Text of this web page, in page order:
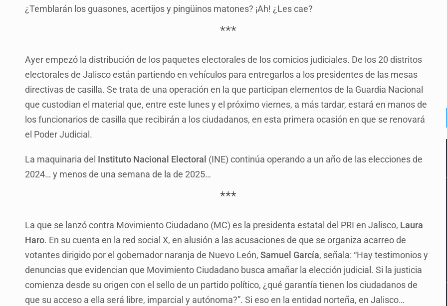
¿Temblarán los guasones, acertijos y pingüinos matones? ¡Ah! ¿Les cae?
***
Ayer empezó la distribución de los paquetes electorales de los comicios judiciales. De los 20 distritos
electorales de Jalisco están partiendo en vehículos para entregarlos a los presidentes de las mesas
directivas de casilla. Se trata de una operación en la que participan elementos de la Guardia Nacional
que custodian el material que, entre este lunes y el próximo viernes, a más tardar, estará en manos de
los funcionarios de casilla que recibirán a los ciudadanos, en esta primera ocasión en que se renovará
el Poder Judicial.
La maquinaria del Instituto Nacional Electoral (INE) continúa operando a un año de las elecciones de
2024… y menos de una semana de la de 2025…
***
La que se lanzó contra Movimiento Ciudadano (MC) es la presidenta estatal del PRI en Jalisco, Laura
Haro. En su cuenta en la red social X, en alusión a las acusaciones de que se organiza acarreo de
votantes dirigido por el gobernador naranja de Nuevo León, Samuel García, señala: “Hay testimonios y
denuncias que evidencian que Movimiento Ciudadano busca amañar la elección judicial. Si la justicia
comienza desde su origen con el sello de un partido político, ¿qué garantía tienen los ciudadanos de
que su acceso a ella será libre, imparcial y autónoma?”. Si eso en la entidad norteña, en Jalisco…